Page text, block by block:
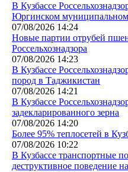
В Кузбассе
Юргинском муниципальном
07/08/2026 14:24
Новые партии отрубей
Россельхознадзора
07/08/2026 14:23
В Кузбассе
пород в Таджикистан
07/08/2026 14:21
В Кузбассе
задекларированного зерна
07/08/2026 14:20
Более 95% теплосетей в
07/08/2026 10:22
В Кузбассе транспортные
деструктивное поведение